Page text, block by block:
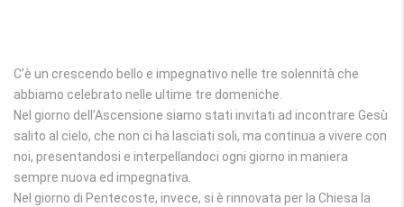
C’è un crescendo bello e impegnativo nelle tre solennità che
abbiamo celebrato nelle ultime tre domeniche.
Nel giorno dell’Ascensione siamo stati invitati ad incontrare Gesù
salito al cielo, che non ci ha lasciati soli, ma continua a vivere con
noi, presentandosi e interpellandoci ogni giorno in maniera
sempre nuova ed impegnativa.
Nel giorno di Pentecoste, invece, si è rinnovata per la Chiesa la